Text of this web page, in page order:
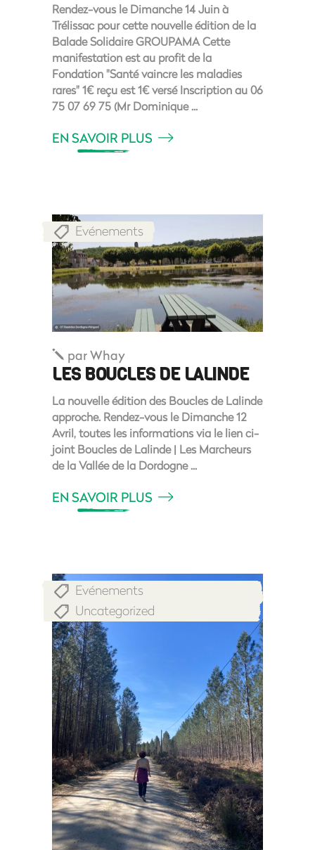
Rendez-vous le Dimanche 14 Juin à
Trélissac pour cette nouvelle édition de la
Balade Solidaire GROUPAMA Cette
manifestation est au profit de la
Fondation "Santé vaincre les maladies
rares" 1€ reçu est 1€ versé Inscription au 06
75 07 69 75 (Mr Dominique
EN SAVOIR PLUS
Evénements
parWhay
LES BOUCLES DE LALINDE
La nouvelle édition des Boucles de Lalinde
approche. Rendez-vous le Dimanche 12
Avril, toutes les informations via le lien ci-
joint Boucles de Lalinde | Les Marcheurs
de la Vallée de la Dordogne
EN SAVOIR PLUS
Evénements
Uncategorized